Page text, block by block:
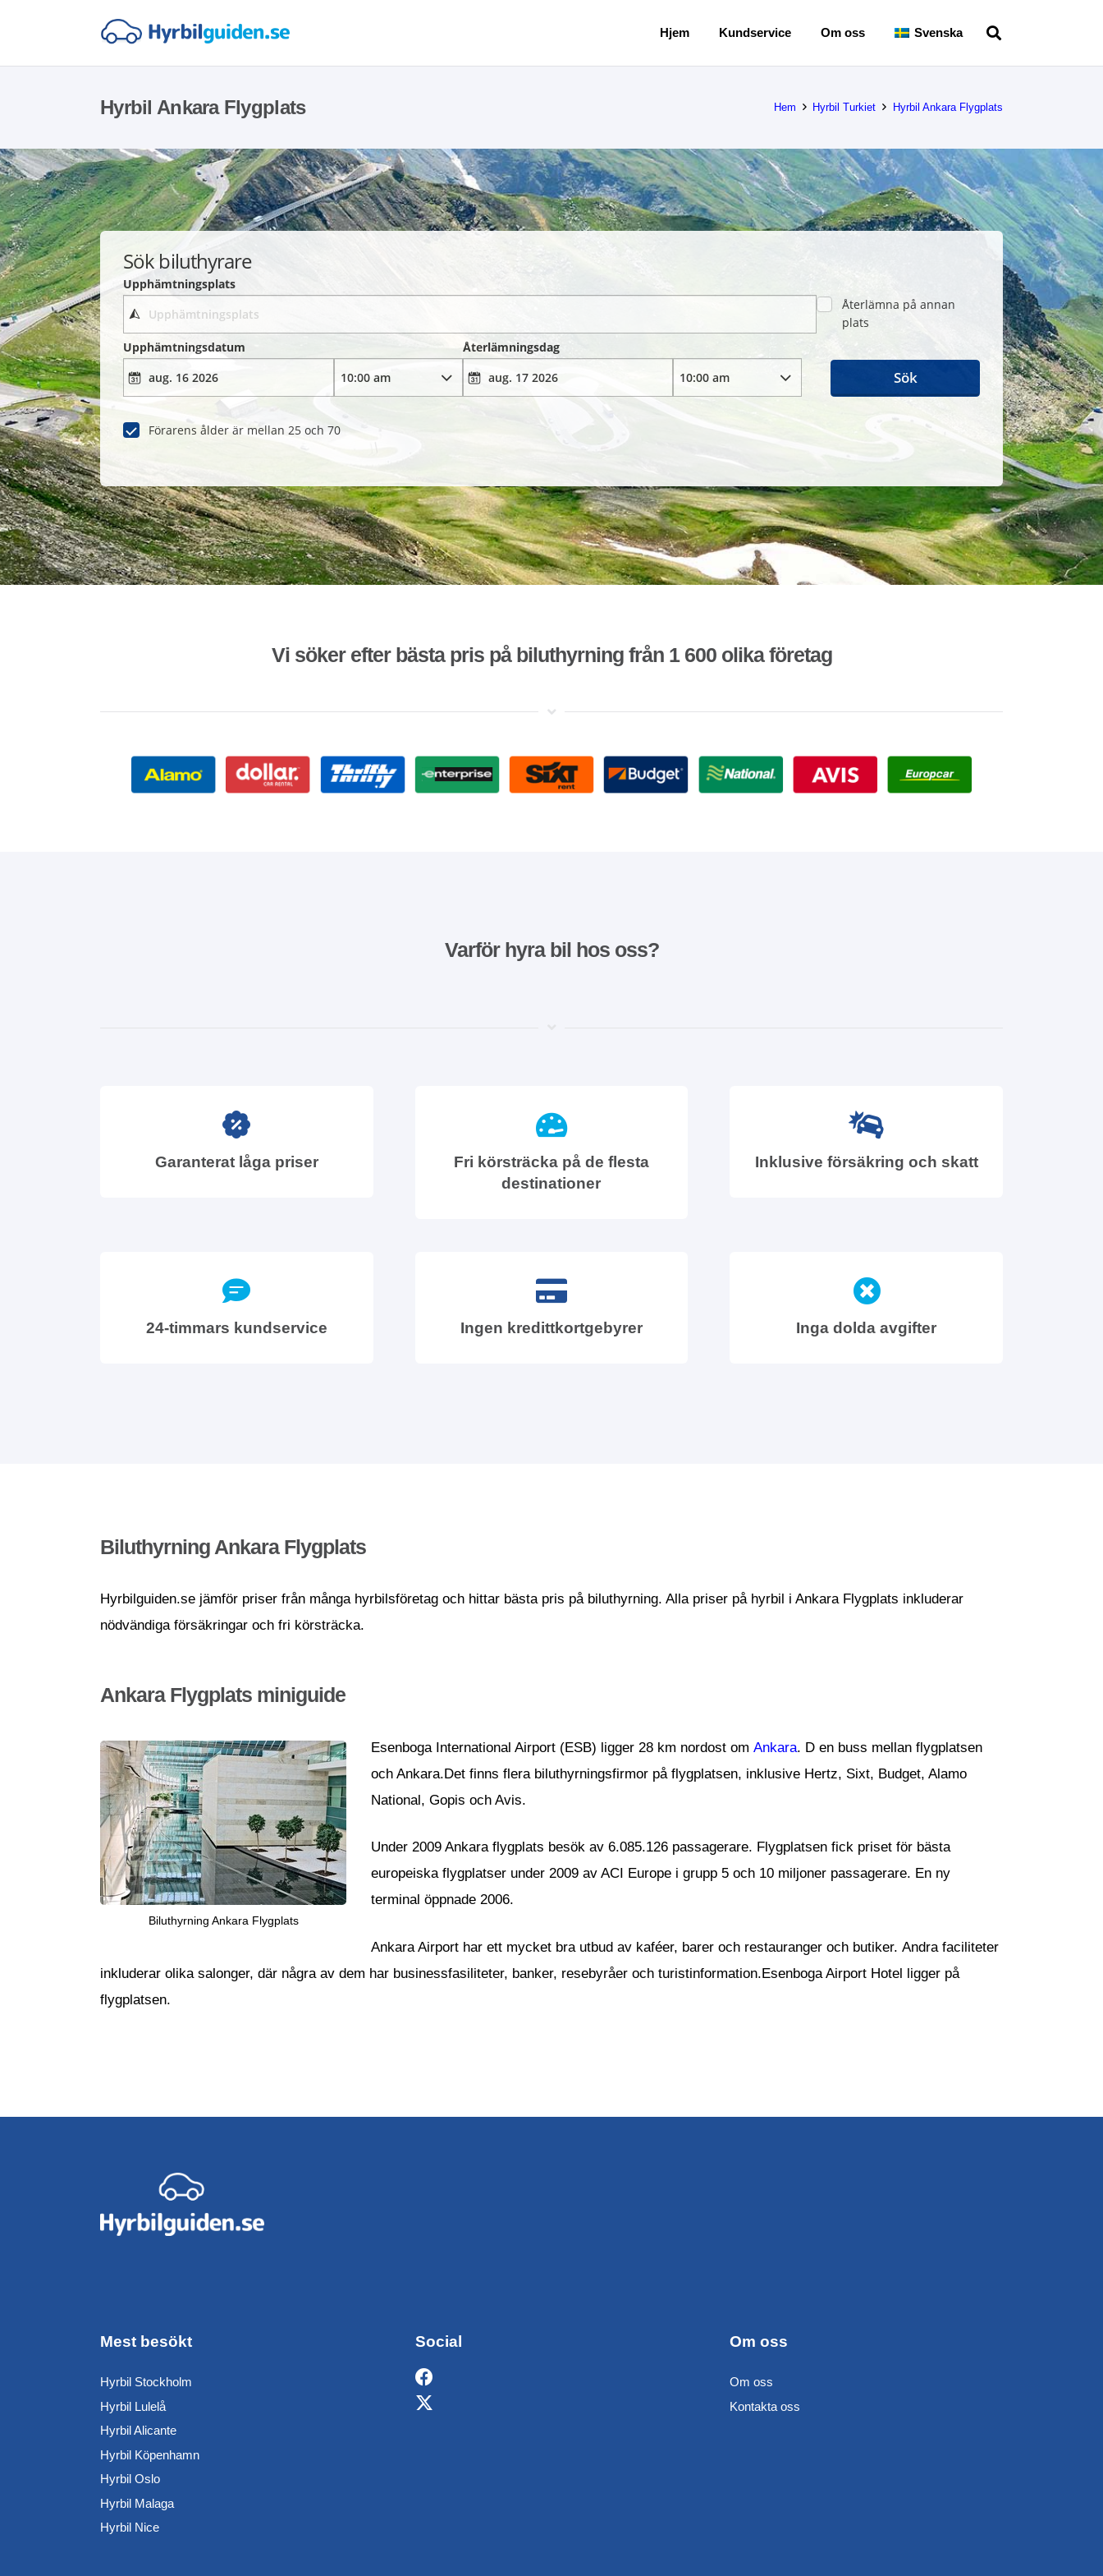
Hjem Kundservice Om oss Svenska
Hyrbil Ankara Flygplats Hem Hyrbil Turkiet Hyrbil Ankara Flygplats
Sök biluthyrare
Upphämtningsplats
Återlämna på annan
plats
Upphämtningsdatum
Återlämningsdag
Förarens ålder är mellan 25 och 70
Sök
Vi söker efter bästa pris på biluthyrning från 1 600 olika företag
Varför hyra bil hos oss?
Garanterat låga priser
Fri körsträcka på de flesta
destinationer
Inklusive försäkring och skatt
24-timmars kundservice Ingen kredittkortgebyrer Inga dolda avgifter
Biluthyrning Ankara Flygplats
Hyrbilguiden.se jämför priser från många hyrbilsföretag och hittar bästa pris på biluthyrning. Alla priser på hyrbil i Ankara Flygplats inkluderar
nödvändiga försäkringar och fri körsträcka.
Ankara Flygplats miniguide
Biluthyrning Ankara Flygplats
Esenboga International Airport (ESB) ligger 28 km nordost om Ankara. D en buss mellan flygplatsen
och Ankara.Det finns flera biluthyrningsfirmor på flygplatsen, inklusive Hertz, Sixt, Budget, Alamo
National, Gopis och Avis.
Under 2009 Ankara flygplats besök av 6.085.126 passagerare. Flygplatsen fick priset för bästa
europeiska flygplatser under 2009 av ACI Europe i grupp 5 och 10 miljoner passagerare. En ny
terminal öppnade 2006.
Ankara Airport har ett mycket bra utbud av kaféer, barer och restauranger och butiker. Andra faciliteter
inkluderar olika salonger, där några av dem har businessfasiliteter, banker, resebyråer och turistinformation.Esenboga Airport Hotel ligger på
flygplatsen.
Mest besökt
Hyrbil Stockholm
Hyrbil Lulelå
Hyrbil Alicante
Hyrbil Köpenhamn
Hyrbil Oslo
Hyrbil Malaga
Hyrbil Nice
Social Om oss
Om oss
Kontakta oss